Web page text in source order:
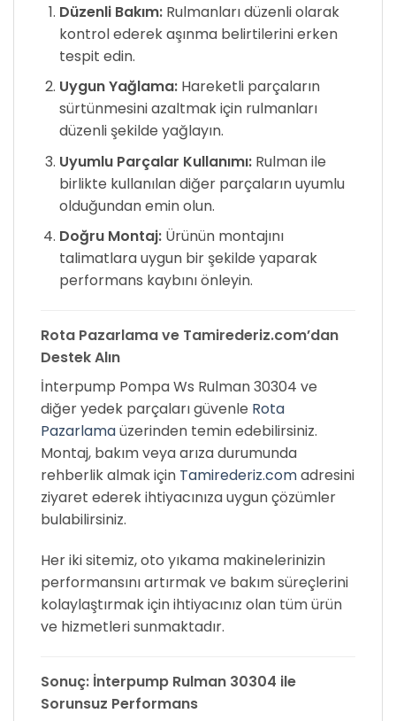
Düzenli Bakım:Rulmanları düzenli olarak
kontrol ederek aşınma belirtilerini erken
tespit edin.
Uygun Yağlama:Hareketli parçaların
sürtünmesini azaltmak için rulmanları
düzenli şekilde yağlayın.
Uyumlu Parçalar Kullanımı:Rulman ile
birlikte kullanılan diğer parçaların uyumlu
olduğundan emin olun.
Doğru Montaj:Ürünün montajını
talimatlara uygun bir şekilde yaparak
performans kaybını önleyin.
Rota Pazarlama ve Tamirederiz.com’dan
Destek Alın
İnterpump Pompa Ws Rulman 30304 ve
diğer yedek parçaları güvenle Rota
Pazarlamaüzerinden temin edebilirsiniz.
Montaj, bakım veya arıza durumunda
rehberlik almak için Tamirederiz.comadresini
ziyaret ederek ihtiyacınıza uygun çözümler
bulabilirsiniz.
Her iki sitemiz, oto yıkama makinelerinizin
performansını artırmak ve bakım süreçlerini
kolaylaştırmak için ihtiyacınız olan tüm ürün
ve hizmetleri sunmaktadır.
Sonuç: İnterpump Rulman 30304 ile
Sorunsuz Performans